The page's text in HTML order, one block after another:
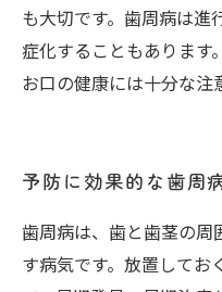
も大切です。歯周病は進
症化することもあります
お口の健康には十分な注
予防に効果的な歯周
歯周病は、歯と歯茎の周
す病気です。放置してお